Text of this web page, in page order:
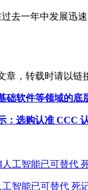
去一年中发展迅
，转载时请以链
础软件等领域的底
：选购认准 CCC
智能已可替代 死